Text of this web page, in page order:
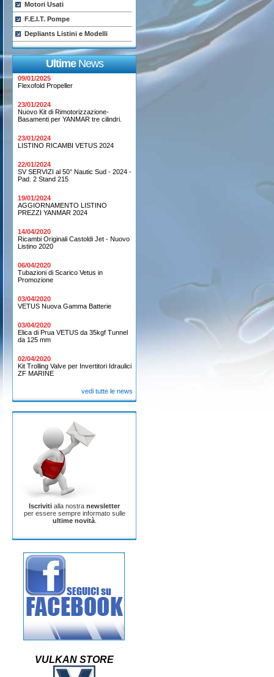
Motori Usati
F.E.I.T. Pompe
Depliants Listini e Modelli
UltimeNews
09/01/2025
Flexofold Propeller
23/01/2024
Nuovo Kit di Rimotorizzazione-
Basamenti per YANMAR tre cilindri.
23/01/2024
LISTINO RICAMBI VETUS 2024
22/01/2024
SV SERVIZI al 50° Nautic Sud - 2024 -
Pad. 2 Stand 215
19/01/2024
AGGIORNAMENTO LISTINO
PREZZI YANMAR 2024
14/04/2020
Ricambi Originali Castoldi Jet - Nuovo
Listino 2020
06/04/2020
Tubazioni di Scarico Vetus in
Promozione
03/04/2020
VETUS Nuova Gamma Batterie
03/04/2020
Elica di Prua VETUS da 35kgf Tunnel
da 125 mm
02/04/2020
Kit Trolling Valve per Invertitori Idraulici
ZF MARINE
vedi tutte le news
Iscriviti alla nostra newsletter
per essere sempre informato sulle
ultime novità.
VULKAN STORE